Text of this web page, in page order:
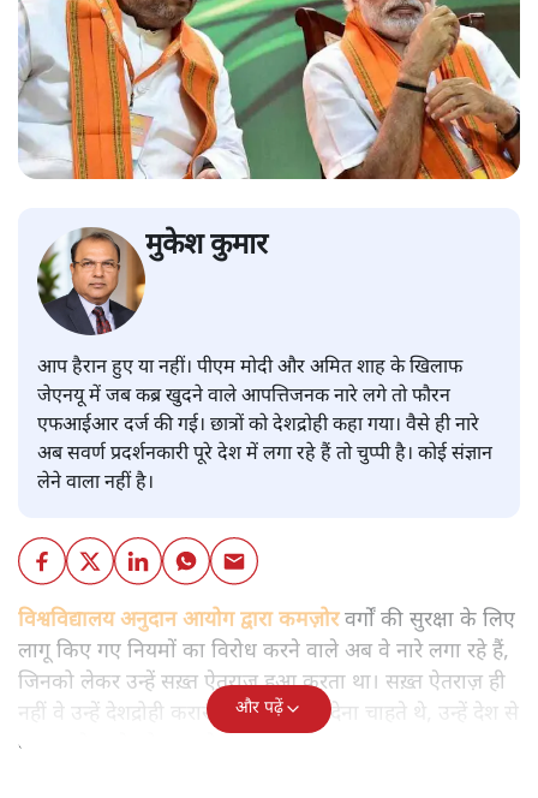
मुकेश कुमार
आप हैरान हुए या नहीं। पीएम मोदी और अमित शाह के खिलाफ
जेएनयू में जब कब्र खुदने वाले आपत्तिजनक नारे लगे तो फौरन
एफआईआर दर्ज की गई। छात्रों को देशद्रोही कहा गया। वैसे ही नारे
अब सवर्ण प्रदर्शनकारी पूरे देश में लगा रहे हैं तो चुप्पी है। कोई संज्ञान
लेने वाला नहीं है।
विश्वविद्यालय अनुदान आयोग द्वारा कमज़ोरवर्गों की सुरक्षा के लिए
लागू किए गए नियमों का विरोध करने वाले अब वे नारे लगा रहे हैं,
जिनको लेकर उन्हें सख़्त ऐतराज़ हुआ करता था। सख़्त ऐतराज़ ही
नहीं वे उन्हें देशद्रोही करार देकर जेल भेज देना चाहते थे, उन्हें देश से
बाहर चले जाने को कह रहे थे।
और पढ़ें